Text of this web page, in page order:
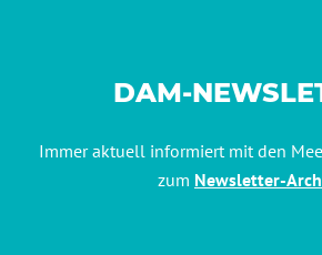
DAM-
Immer aktuell informiert mit den
zum Newsletter-